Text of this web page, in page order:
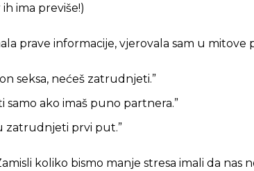
id=”7463”]
id=”7463”]
ima previše!)
prave informacije, vjerovala sam u mitove
seksa, nećeš zatrudnjeti.”
samo ako imaš puno partnera.”
zatrudnjeti prvi put.”
koliko bismo manje stresa imali da nas